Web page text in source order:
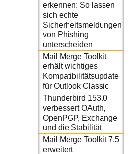
erkennen: So lassen
sich echte
Sicherheitsmeldungen
von Phishing
unterscheiden
Mail Merge Toolkit
erhält wichtiges
Kompatibilitätsupdate
für Outlook Classic
Thunderbird 153.0
verbessert OAuth,
OpenPGP, Exchange
und die Stabilität
Mail Merge Toolkit 7.5
erweitert